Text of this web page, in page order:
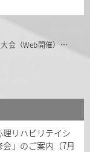
2022年 埼玉大会（Web開催）のご案内
理リハビリテイシ
」のご案内（7月